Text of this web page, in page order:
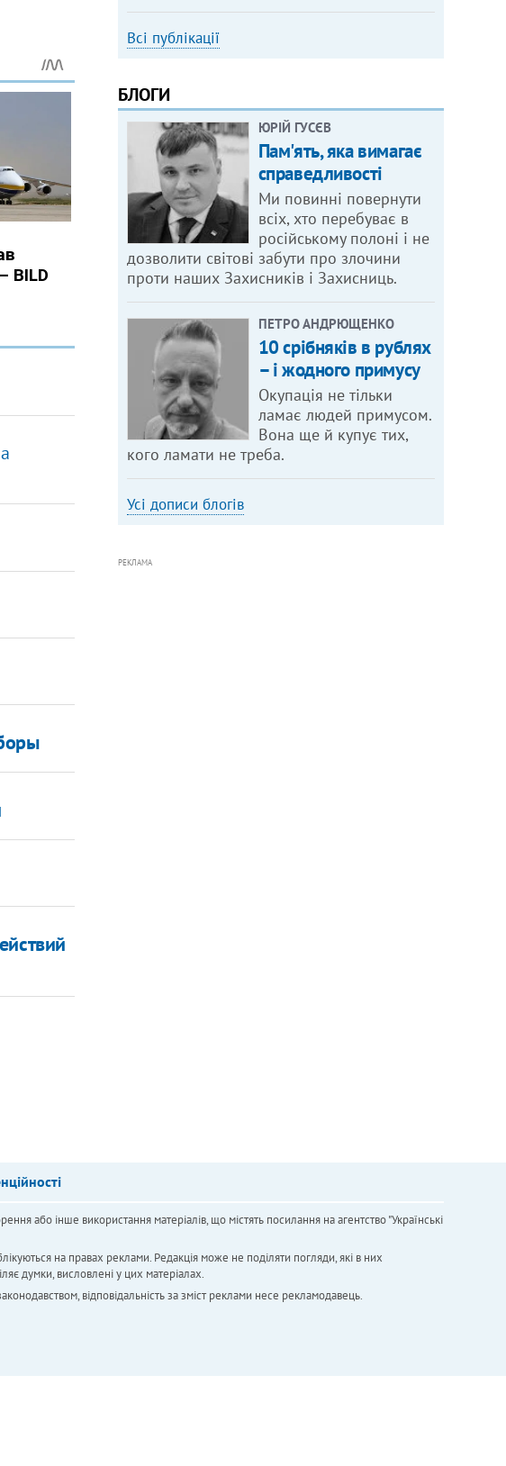
Всі публікації
БЛОГИ
ЮРІЙ ГУСЄВ
Пам'ять, яка вимагає
справедливості
Ми повинні повернути
всіх, хто перебуває в
російському полоні і не
дозволити світові забути про злочини
проти наших Захисників і Захисниць.
ПЕТРО АНДРЮЩЕНКО
10 срібняків в рублях
– і жодного примусу
Окупація не тільки
ламає людей примусом.
Вона ще й купує тих,
кого ламати не треба.
Усі дописи блогів
РЕКЛАМА
або інше використання матеріалів, що містять посилання на агентство "Українськi
на правах реклами. Редакція може не поділяти погляди, які в них
думки, висловлені у цих матеріалах.
відповідальність за зміст реклами несе рекламодавець.